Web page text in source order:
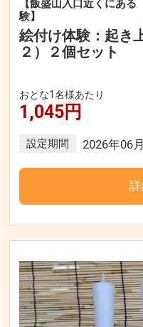
【飯盛山入口近くにあ
験】
絵付け体験：起き
２）２個セット
おとな1名様あたり
1,045円
設定期間 2026年06